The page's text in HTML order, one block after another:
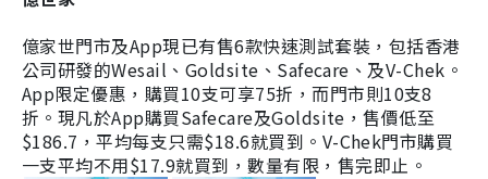
億家世門市及App現已有售6款快速測試套裝，包括香港
公司研發的Wesail、Goldsite、Safecare、及V-Chek。
App限定優惠，購買10支可享75折，而門市則10支8
折。現凡於App購買Safecare及Goldsite，售價低至
$186.7，平均每支只需$18.6就買到。V-Chek門市購買
一支平均不用$17.9就買到，數量有限，售完即止。